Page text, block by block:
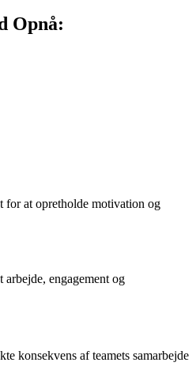
Opnå:
at opretholde motivation og
engagement og
konsekvens af teamets samarbejde